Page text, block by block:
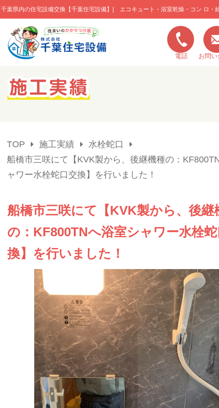
千葉県内の住宅設備交換【千葉住宅設備】| エコキュート・浴室乾燥・コン ロ・
このページの本文へ移動
電話 お問
キャンペーン一覧
会社概要
TOP 施工実績
水栓蛇口
船橋市三咲にて【KVK製から、後継機種の：
ャワー水栓蛇口交換】を行いました！
船橋市三咲にて【KVK製から、後継
の：KF800TNへ浴室シャワー水栓
換】を行いました！